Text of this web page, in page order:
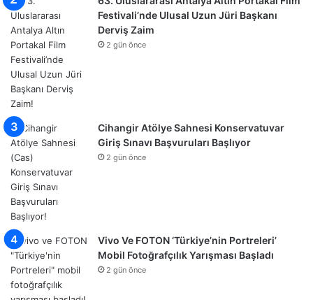
Festivali’nde Ulusal Uzun Jüri Başkanı
Derviş Zaim
2 gün önce
Cihangir Atölye Sahnesi Konservatuvar
Giriş Sınavı Başvuruları Başlıyor
2 gün önce
Vivo Ve FOTON ‘Türkiye’nin Portreleri’
Mobil Fotoğrafçılık Yarışması Başladı
2 gün önce